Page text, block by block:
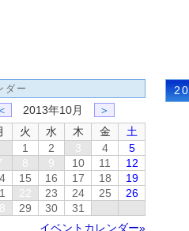
ダー
2013年10月
＞
火 水 木 金
土
1
2 3 4
5
8 9 10 11
12
15 16 17 18
19
22 23 24 25
26
29 30
31
イベントカレンダー»